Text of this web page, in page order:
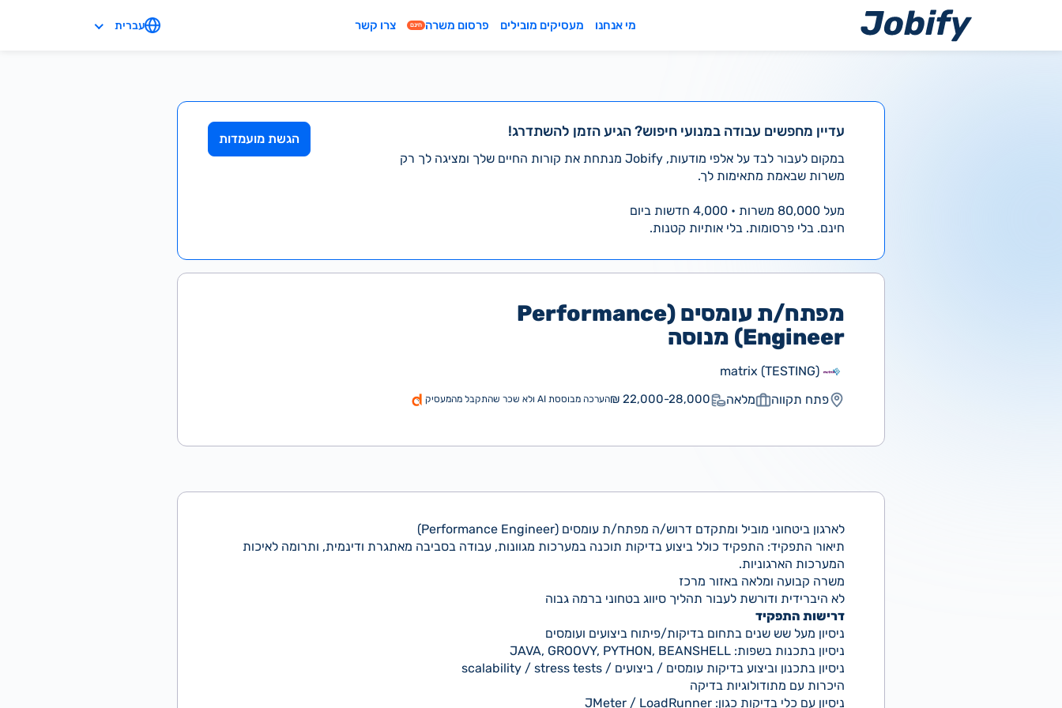
מי אנחנו מעסיקים מובילים פרסום משרה חינם צרו קשר עברית
עדיין מחפשים עבודה במנועי חיפוש? הגיע הזמן להשתדרג!
במקום לעבור לבד על אלפי מודעות, Jobify מנתחת את קורות החיים שלך ומציגה לך רק
משרות שבאמת מתאימות לך.
מעל 80,000 משרות • 4,000 חדשות ביום
חינם. בלי פרסומות. בלי אותיות קטנות.
הגשת מועמדות
מפתח/ת עומסים (Performance
Engineer) מנוסה
matrix (TESTING)
פתח תקווה
מלאה 22,000-28,000 ₪ הערכה מבוססת AI ולא שכר שהתקבל מהמעסיק
לארגון ביטחוני מוביל ומתקדם דרוש/ה מפתח/ת עומסים (Performance Engineer)
תיאור התפקיד: התפקיד כולל ביצוע בדיקות תוכנה במערכות מגוונות, עבודה בסביבה מאתגרת ודינמית, ותרומה לאיכות
המערכות הארגוניות.
משרה קבועה ומלאה באזור מרכז
לא היברידית ודורשת לעבור תהליך סיווג בטחוני ברמה גבוה
דרישות התפקיד
ניסיון מעל שש שנים בתחום בדיקות/פיתוח ביצועים ועומסים
ניסיון בתכנות בשפות: JAVA, GROOVY, PYTHON, BEANSHELL
ניסיון בתכנון וביצוע בדיקות עומסים / ביצועים / scalability / stress tests
היכרות עם מתודולוגיות בדיקה
ניסיון עם כלי בדיקות כגון: JMeter / LoadRunner